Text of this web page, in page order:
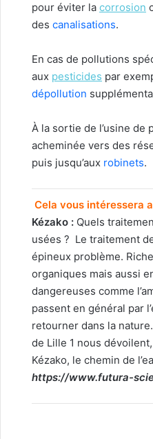
pour éviter la corrosion
des canalisations.
En cas de pollutions
aux pesticides par
dépollution
À la sortie de l’usine de
acheminée vers des
puis jusqu’aux robinets.
Cela vous intéressera
Kézako : Quels
usées ? Le traitement
épineux problème.
organiques mais aussi
dangereuses comme
passent en général par
retourner dans la
de Lille 1 nous
Kézako, le chemin de
https://www.futura-